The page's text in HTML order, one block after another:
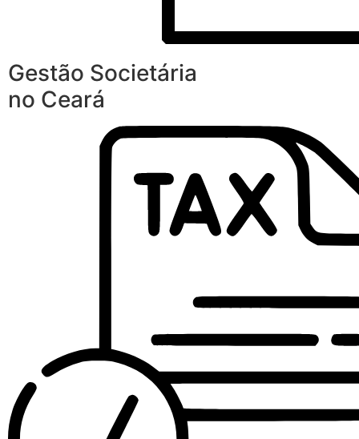
Gestão Societária
no Ceará